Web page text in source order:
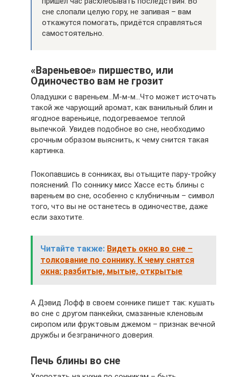
сне слопали целую гору, не запивая – вам
откажутся помогать, придётся справляться
самостоятельно.
«Вареньевое» пиршество, или
Одиночество вам не грозит
Оладушки с вареньем…М-м-м…Что может источать
такой же чарующий аромат, как ванильный блин и
ягодное вареньице, подогреваемое теплой
выпечкой. Увидев подобное во сне, необходимо
срочным образом выяснить, к чему снится такая
картинка.
Покопавшись в сонниках, вы отыщите пару-тройку
пояснений. По соннику мисс Хассе есть блины с
вареньем во сне, особенно с клубничным – символ
того, что вы не останетесь в одиночестве, даже
если захотите.
Читайте также: Видеть окно во сне –
толкование по соннику. К чему снятся
окна: разбитые, мытые, открытые
А Дэвид Лофф в своем соннике пишет так: кушать
во сне с другом панкейки, смазанные кленовым
сиропом или фруктовым джемом – признак вечной
дружбы и безграничного доверия.
Печь блины во сне